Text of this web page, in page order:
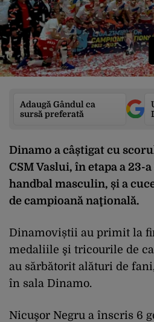
Adaugă Gândul ca
sursă preferată
Dinamo a câștigat cu
CSM Vaslui, în etapa a 23-
handbal masculin, și a
de campioană naţională.
Dinamoviștii au primit la
medaliile şi tricourile de
au sărbătorit alături de
în sala Dinamo.
Nicuşor Negru a înscris 6